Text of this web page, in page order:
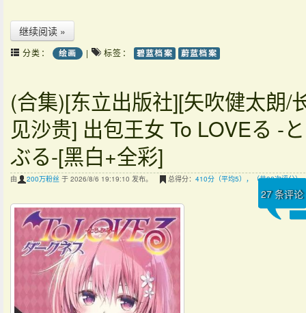
继续阅读 »
分类： 绘画 | 标签： 碧蓝档案 蔚蓝档案
(合集)[东立出版社][矢吹健太朗/
见沙贵] 出包王女 To LOVEる -
ぶる-[黑白+全彩]
由 200万粉丝 于 2026/8/6 19:19:10 发布。 总得分： 410分（平均5），（共82次评分）
27条评论